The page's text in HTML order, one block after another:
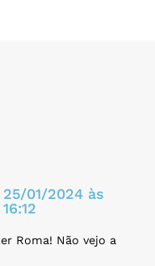
25/01/2024 às
16:12
Roma! Não vejo a